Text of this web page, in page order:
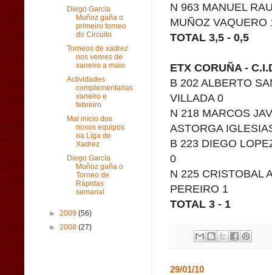
N 963 MANUEL
MUÑOZ VAQUERO
TOTAL 3,5 - 0,5
ETX CORUÑA -
B 202 ALBERTO
VILLADA 0
N 218 MARCOS
ASTORGA
B 223 DIEGO
0
N 225 CRISTOBAL
PEREIRO 1
TOTAL 3 - 1
29/01/10
Diego García
Muñoz gaña o
primeiro torneo
do Circuito
Torneos de xadrez
nos venres de
xaneiro a maio
Actividades
complementarias
xaneiro e
febreiro
Mal inicio dos
nosos equipos
na Liga de
Xadrez
Diego García
Muñoz gaña o
Torneo de
Rápidas
semanal
► 2009 (56)
► 2008 (27)